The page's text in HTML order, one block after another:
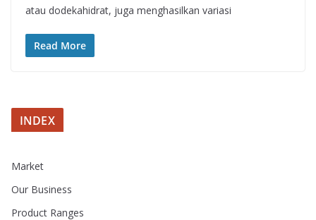
atau dodekahidrat, juga menghasilkan variasi
Read More
INDEX
Market
Our Business
Product Ranges